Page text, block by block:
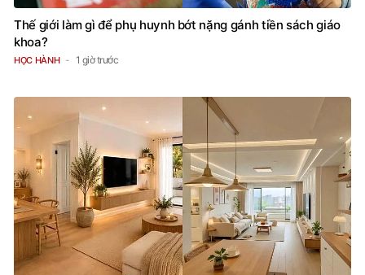
Thế giới làm gì để phụ huynh bớt nặng gánh tiền sách giáo
khoa?
HỌC HÀNH 1 giờ trước